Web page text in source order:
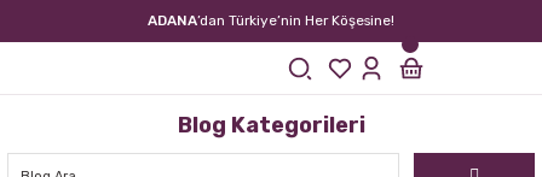
ADANA’dan Türkiye’nin Her Köşesine!
Blog Kategorileri